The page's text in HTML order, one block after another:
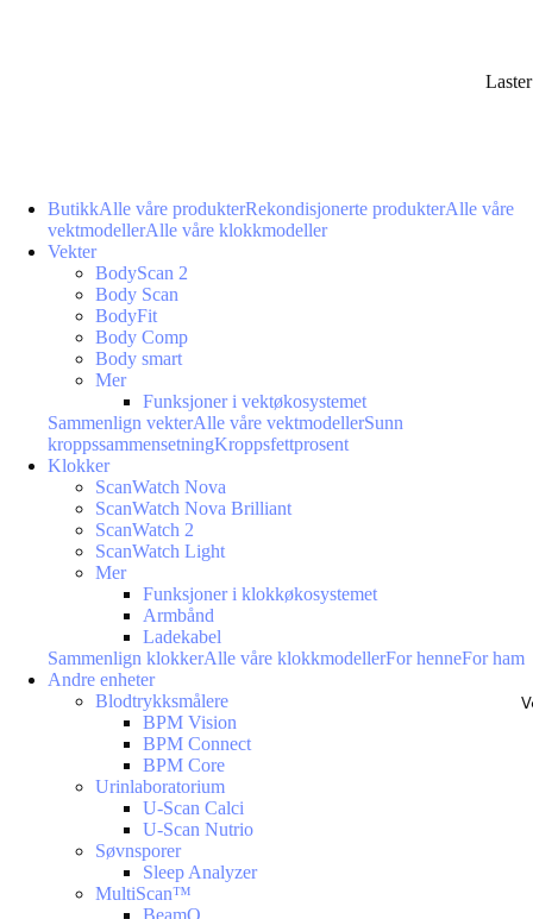
ButikkAlle våre produkterRekondisjonerte produkterAlle våre
vektmodellerAlle våre klokkmodeller
Vekter
BodyScan 2
Body Scan
BodyFit
Body Comp
Body smart
Mer
Funksjoner i vektøkosystemet
Sammenlign vekterAlle våre vektmodellerSunn
kroppssammensetningKroppsfettprosent
Klokker
ScanWatch Nova
ScanWatch Nova Brilliant
ScanWatch 2
ScanWatch Light
Mer
Funksjoner i klokkøkosystemet
Armbånd
Ladekabel
Sammenlign klokkerAlle våre klokkmodellerFor henneFor ham
Andre enheter
Blodtrykksmålere
BPM Vision
BPM Connect
BPM Core
Urinlaboratorium
U-Scan Calci
U-Scan Nutrio
Søvnsporer
Sleep Analyzer
MultiScan™
BeamO